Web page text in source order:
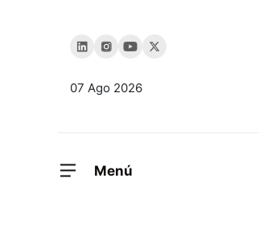
07 Ago 2026
Menú